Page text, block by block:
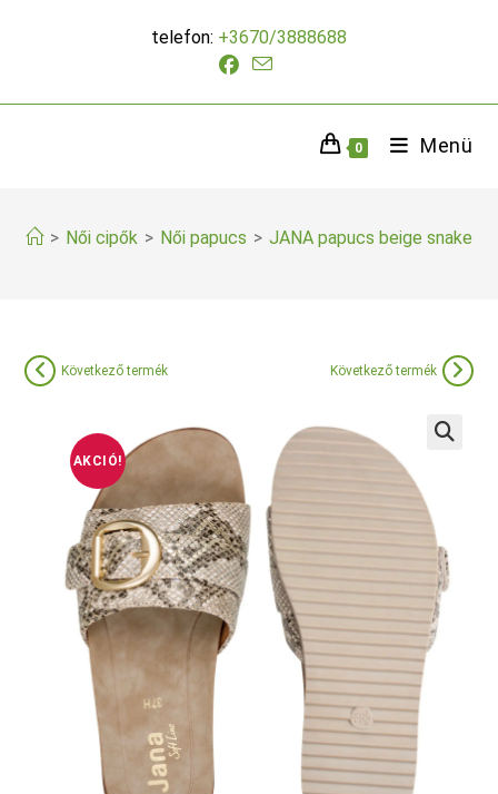
telefon: +3670/3888688
0 Menü
> Női cipők > Női papucs > JANA papucs beige snake
AKCIÓ!
Következő termék Következő termék